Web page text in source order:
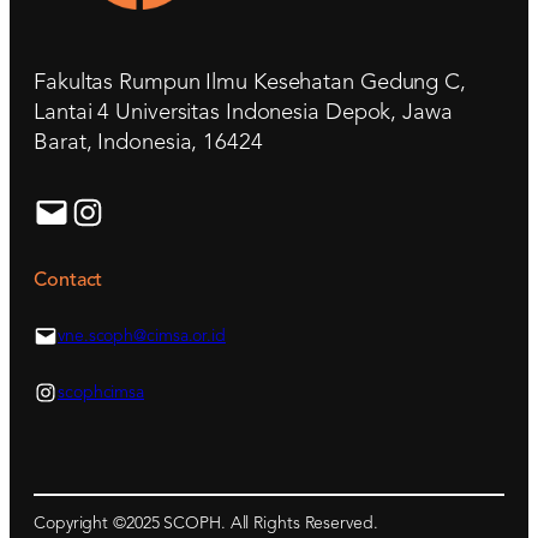
Fakultas Rumpun Ilmu Kesehatan Gedung C,
Lantai 4 Universitas Indonesia Depok, Jawa
Barat, Indonesia, 16424
Contact
vne.scoph@cimsa.or.id
scophcimsa
Copyright ©2025 SCOPH. All Rights Reserved.